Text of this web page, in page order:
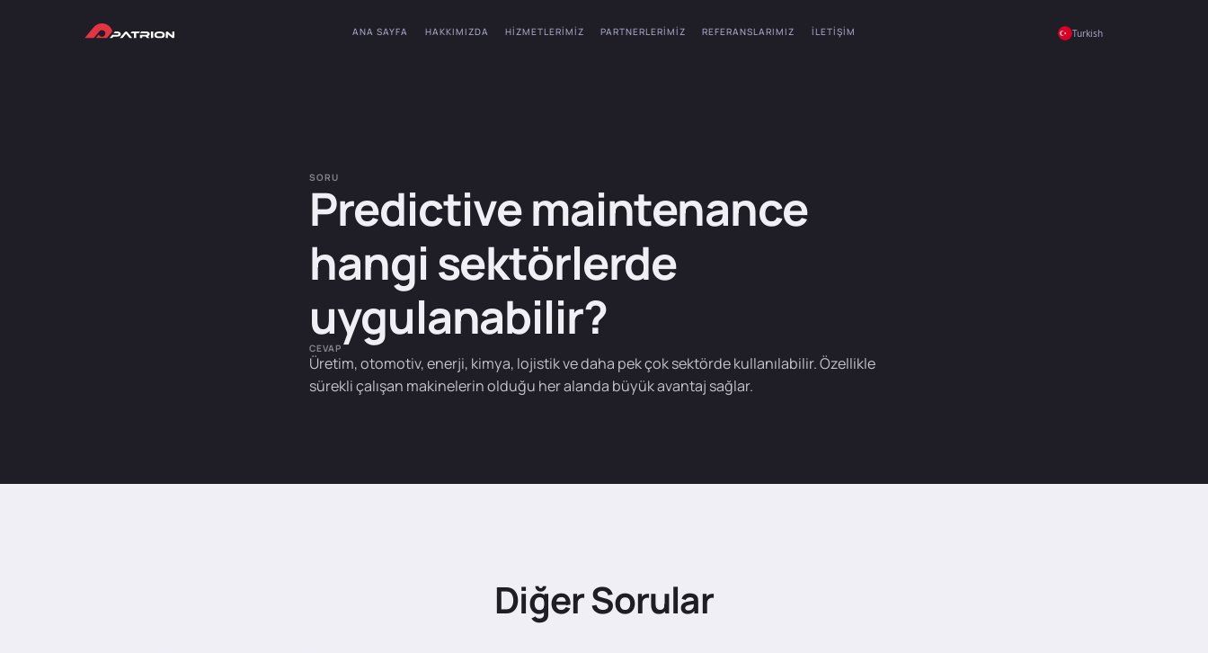
ANA SAYFA HAKKIMIZDA HIZMETLERIMIZ PARTNERLERIMIZ REFERANSLARIMIZ İLETIŞIM Turkish
SORU
Predictive maintenance
hangi sektörlerde
uygulanabilir?
CEVAP
Üretim, otomotiv, enerji, kimya, lojistik ve daha pek çok sektörde kullanılabilir. Özellikle
sürekli çalışan makinelerin olduğu her alanda büyük avantaj sağlar.
Diğer Sorular